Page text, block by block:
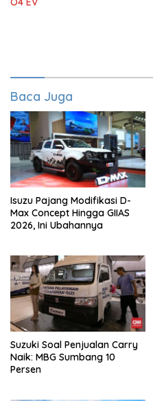
Baca Juga
Isuzu Pajang Modifikasi D-
Max Concept Hingga GIIAS
2026, Ini Ubahannya
Suzuki Soal Penjualan Carry
Naik: MBG Sumbang 10
Persen